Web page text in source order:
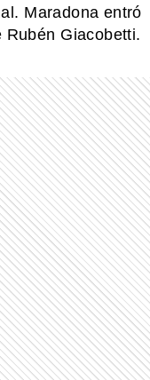
Maradona entró
Giacobetti.